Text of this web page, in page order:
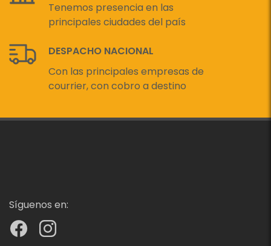
Tenemos presencia en las
principales ciudades del país
DESPACHO NACIONAL
Con las principales empresas de
courrier, con cobro a destino
Síguenos en: